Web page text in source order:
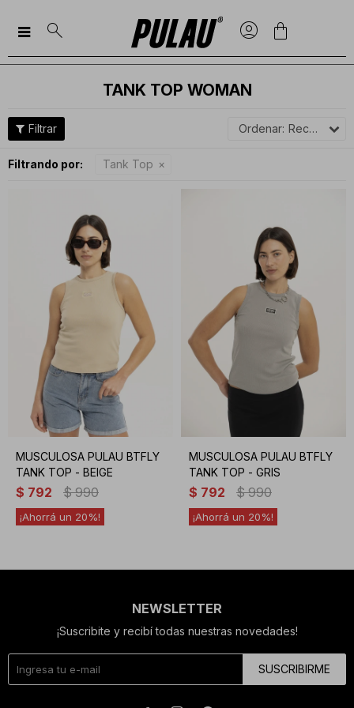

TANK TOP WOMAN
Recomendados
Filtrando por: Tank Top
MUSCULOSA PULAU BTFLY
TANK TOP - BEIGE
$ 792 $ 990
20
MUSCULOSA PULAU BTFLY
TANK TOP - GRIS
$ 792 $ 990
20
NEWSLETTER
¡Suscribite y recibí todas nuestras novedades!
SUSCRIBIRME